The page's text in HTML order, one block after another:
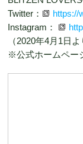
Twitter：
https://
Instagram：
（2020年4月1日
※公式ホームペー